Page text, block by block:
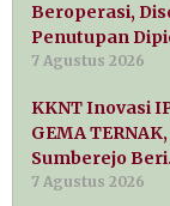
Beroperasi,
Penutupan
7 Agustus 2026
KKNT Inovasi
GEMA
Sumberejo
7 Agustus 2026